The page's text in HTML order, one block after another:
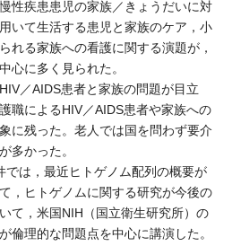
性疾患患児の家族／きょうだいに対
いて生活する患児と家族のケア，小
れる家族への看護に関する演題が，
心に多く見られた。
／AIDS患者と家族の問題が目立
職によるHIV／AIDS患者や家族への
に残った。老人では国を問わず要介
多かった。
は，最近ヒトゲノム配列の概要が
，ヒトゲノムに関する研究が今後の
て，米国NIH（国立衛生研究所）の
倫理的な問題点を中心に講演した。